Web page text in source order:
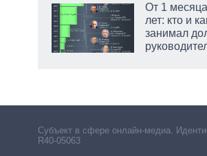
От 1
лет: кто и
занимал
Субъект в сфере онлайн-медиа.
R40-05063